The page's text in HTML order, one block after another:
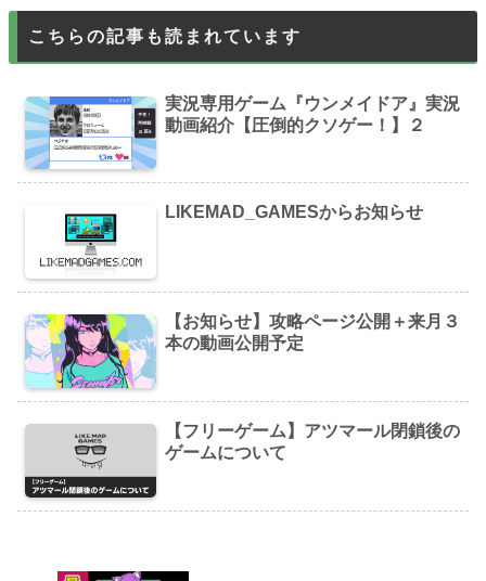
こちらの記事も読まれています
実況専用ゲーム『ウンメイドア』実況
動画紹介【圧倒的クソゲー！】２
LIKEMAD_GAMESからお知らせ
【お知らせ】攻略ページ公開＋来月３
本の動画公開予定
【フリーゲーム】アツマール閉鎖後の
ゲームについて